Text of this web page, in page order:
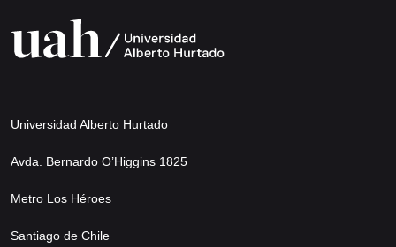
Universidad Alberto Hurtado
Avda. Bernardo O’Higgins 1825
Metro Los Héroes
Santiago de Chile